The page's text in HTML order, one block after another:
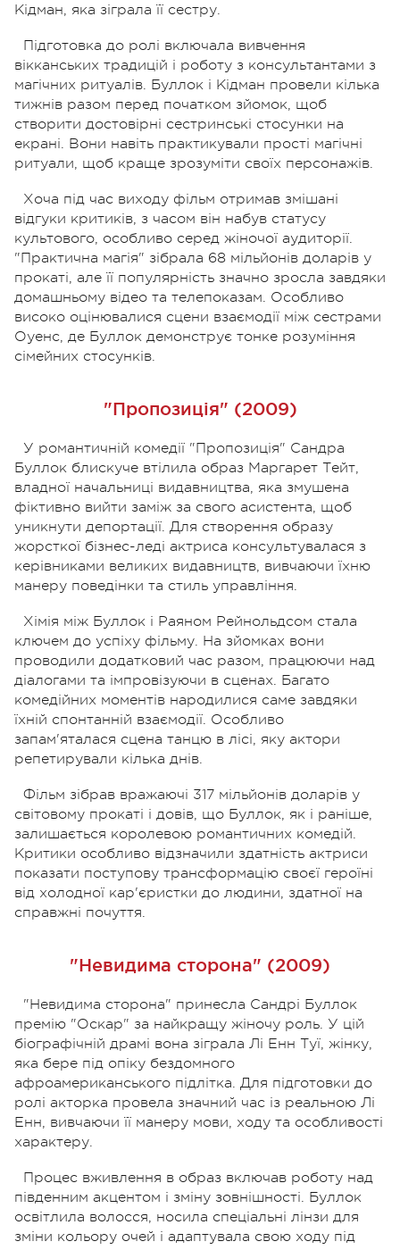
Кідман, яка зіграла її сестру.
Підготовка до ролі включала вивчення
вікканських традицій і роботу з консультантами з
магічних ритуалів. Буллок і Кідман провели кілька
тижнів разом перед початком зйомок, щоб
створити достовірні сестринські стосунки на
екрані. Вони навіть практикували прості магічні
ритуали, щоб краще зрозуміти своїх персонажів.
Хоча під час виходу фільм отримав змішані
відгуки критиків, з часом він набув статусу
культового, особливо серед жіночої аудиторії.
"Практична магія" зібрала 68 мільйонів доларів у
прокаті, але її популярність значно зросла завдяки
домашньому відео та телепоказам. Особливо
високо оцінювалися сцени взаємодії між сестрами
Оуенс, де Буллок демонструє тонке розуміння
сімейних стосунків.
"Пропозиція" (2009)
У романтичній комедії "Пропозиція" Сандра
Буллок блискуче втілила образ Маргарет Тейт,
владної начальниці видавництва, яка змушена
фіктивно вийти заміж за свого асистента, щоб
уникнути депортації. Для створення образу
жорсткої бізнес-леді актриса консультувалася з
керівниками великих видавництв, вивчаючи їхню
манеру поведінки та стиль управління.
Хімія між Буллок і Раяном Рейнольдсом стала
ключем до успіху фільму. На зйомках вони
проводили додатковий час разом, працюючи над
діалогами та імпровізуючи в сценах. Багато
комедійних моментів народилися саме завдяки
їхній спонтанній взаємодії. Особливо
запам'яталася сцена танцю в лісі, яку актори
репетирували кілька днів.
Фільм зібрав вражаючі 317 мільйонів доларів у
світовому прокаті і довів, що Буллок, як і раніше,
залишається королевою романтичних комедій.
Критики особливо відзначили здатність актриси
показати поступову трансформацію своєї героїні
від холодної кар'єристки до людини, здатної на
справжні почуття.
"Невидима сторона" (2009)
"Невидима сторона" принесла Сандрі Буллок
премію "Оскар" за найкращу жіночу роль. У цій
біографічній драмі вона зіграла Лі Енн Туї, жінку,
яка бере під опіку бездомного
афроамериканського підлітка. Для підготовки до
ролі акторка провела значний час із реальною Лі
Енн, вивчаючи її манеру мови, ходу та особливості
характеру.
Процес вживлення в образ включав роботу над
південним акцентом і зміну зовнішності. Буллок
освітлила волосся, носила спеціальні лінзи для
зміни кольору очей і адаптувала свою ходу під